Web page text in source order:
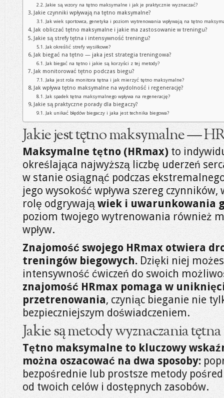
Jakie są wzory na tętno maksymalne i jak je praktycznie wyznaczać?
Jakie czynniki wpływają na tętno maksymalne?
Jak wiek sportowca, genetyka i poziom wytrenowania wpływają na tętno
Jak obliczać tętno maksymalne i jakie ma zastosowanie w treningu?
Jakie są strefy tętna i intensywność treningu?
Jak określić strefy wysiłkowe?
Jak biegać na tętno — jaka jest strategia treningowa?
Jak biegać na tętno i jakie są korzyści z tej metody?
Jak monitorować tętno podczas biegu?
Jaka jest rola monitora tętna i jak mierzyć tętno maksymalne?
Jak wpływa tętno maksymalne na wydolność i regenerację?
Jak spadek tętna maksymalnego wpływa na regenerację?
Jakie są praktyczne porady dla biegaczy?
Jak unikać błędów biegaczy i jaka jest technika biegowa?
Jakie jest tętno maksymalne —
Maksymalne tętno (HRmax) to
określająca najwyższą liczbę uderzeń
w stanie osiągnąć podczas
jego wysokość wpływa szereg
rolę odgrywają wiek i uwarunkowania
poziom twojego wytrenowania również
wpływ.
Znajomość swojego HRmax otwiera
treningów biegowych. Dzięki niej
intensywność ćwiczeń do swoich
znajomość HRmax pomaga w
przetrenowania, czyniąc bieganie nie
bezpieczniejszym doświadczeniem.
Jakie są metody wyznaczania
Tętno maksymalne to kluczowy
można oszacować na dwa sposoby:
bezpośrednie lub prostsze metody
od twoich celów i dostępnych zasobów.